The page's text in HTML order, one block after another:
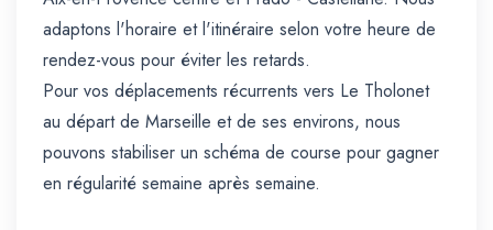
adaptons l'horaire et l'itinéraire selon votre heure de
rendez-vous pour éviter les retards.
Pour vos déplacements récurrents vers Le Tholonet
au départ de Marseille et de ses environs, nous
pouvons stabiliser un schéma de course pour gagner
en régularité semaine après semaine.